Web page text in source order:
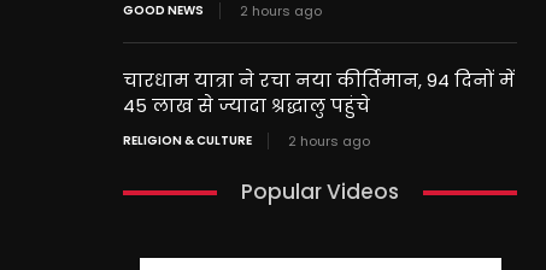
GOOD NEWS 2 hours ago
चारधाम यात्रा ने रचा नया कीर्तिमान, 94 दिनों में
45 लाख से ज्यादा श्रद्धालु पहुंचे
RELIGION & CULTURE 2 hours ago
Popular Videos